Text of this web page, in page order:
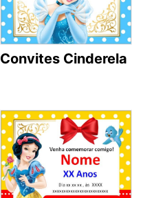
Convites Cinderela